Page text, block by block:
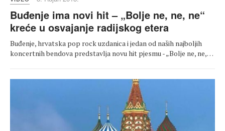
Buđenje ima novi hit – „Bolje ne, ne, ne“
kreće u osvajanje radijskog etera
Buđenje, hrvatska pop rock uzdanica i jedan od naših najboljih
koncertnih bendova predstavlja novu hit pjesmu - „Bolje ne, ne,…